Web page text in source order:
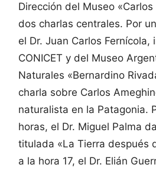
Dirección del Museo
dos charlas centrales. Por
el Dr. Juan Carlos Fernícola,
CONICET y del Museo
Naturales «Bernardino
charla sobre Carlos
naturalista en la Patagonia.
horas, el Dr. Miguel Palma
titulada «La Tierra después
a la hora 17, el Dr. Elián